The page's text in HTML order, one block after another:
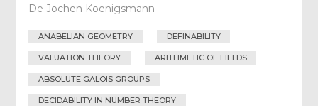
DeJochen Koenigsmann
ANABELIAN GEOMETRY DEFINABILITY
VALUATION THEORY ARITHMETIC OF FIELDS
ABSOLUTE GALOIS GROUPS
DECIDABILITY IN NUMBER THEORY